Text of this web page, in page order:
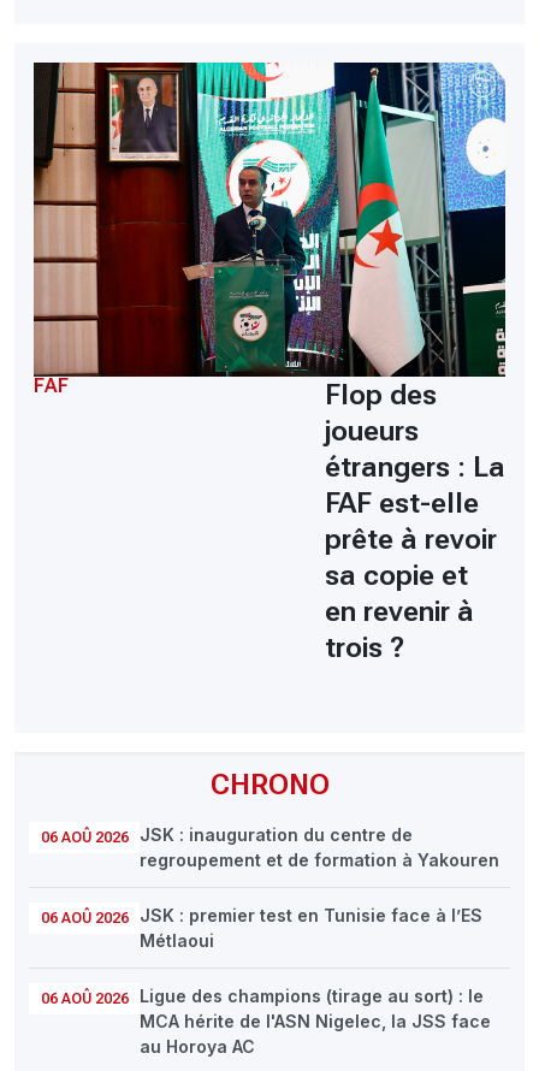
CHRONO
06 AOÛ 2026
JSK : inauguration du centre de
regroupement et de formation à Yakouren
06 AOÛ 2026
JSK : premier test en Tunisie face à l’ES
Métlaoui
06 AOÛ 2026
Ligue des champions (tirage au sort) : le
MCA hérite de l'ASN Nigelec, la JSS face
au Horoya AC
FAF
Flop des
joueurs
étrangers : La
FAF est-elle
prête à revoir
sa copie et
en revenir à
trois ?